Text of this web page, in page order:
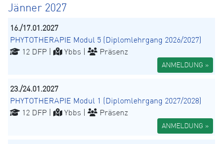
Jänner 2027
16./17.01.2027
PHYTOTHERAPIE Modul 5 (Diplomlehrgang 2026/2027)
12 DFP |
Ybbs | Präsenz
ANMELDUNG »
23./24.01.2027
PHYTOTHERAPIE Modul 1 (Diplomlehrgang 2027/2028)
12 DFP |
Ybbs | Präsenz
ANMELDUNG »